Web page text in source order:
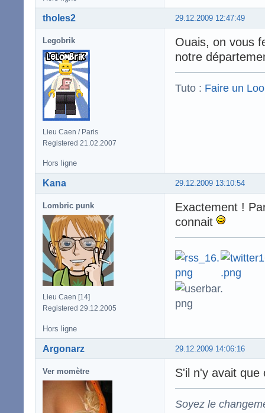
29.12.2009 12:47:49
tholes2
Legobrik
Lieu Caen / Paris
Registered 21.02.2007
Ouais, on vous
notre
Tuto : Faire un
Hors ligne
29.12.2009 13:10:54
Kana
Lombric punk
Lieu Caen [14]
Registered 29.12.2005
Exactement !
connait
Hors ligne
29.12.2009 14:06:16
Argonarz
Ver momètre S'il n'y avait
Soyez le